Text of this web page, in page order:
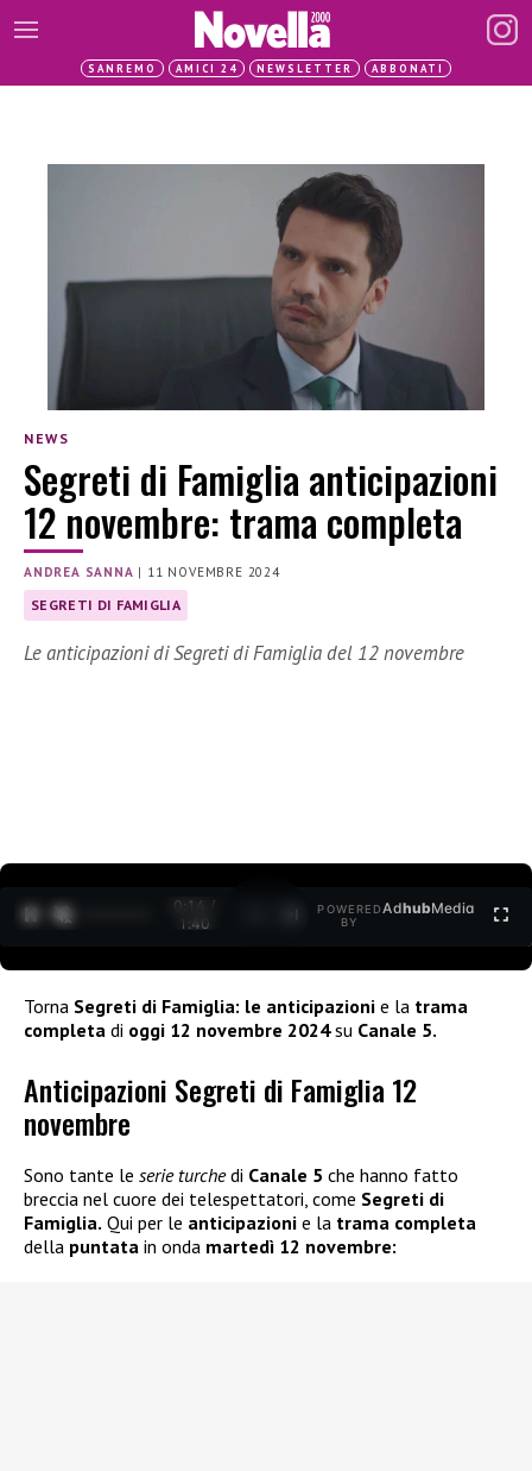
SANREMO AMICI 24 NEWSLETTER ABBONATI
NEWS
Segreti di Famiglia anticipazioni
12 novembre: trama completa
ANDREA SANNA | 11 NOVEMBRE 2024
SEGRETI DI FAMIGLIA
Le anticipazioni di Segreti di Famiglia del 12 novembre
0:15 /
1:40
POWERED
BY
AdhubMedia
Torna Segreti di Famiglia: le anticipazioni e la trama
completa di oggi 12 novembre 2024su Canale 5.
Anticipazioni Segreti di Famiglia 12
novembre
Sono tante le serie turchedi Canale 5 che hanno fatto
breccia nel cuore dei telespettatori, come Segreti di
Famiglia. Qui per le anticipazioni e la trama completa
della puntata in onda martedì 12 novembre: